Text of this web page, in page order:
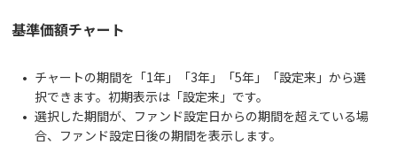
基準価額チャート
チャートの期間を「1年」「3年」「5年」「設定来」から選
択できます。初期表示は「設定来」です。
選択した期間が、ファンド設定日からの期間を超えている場
合、ファンド設定日後の期間を表示します。